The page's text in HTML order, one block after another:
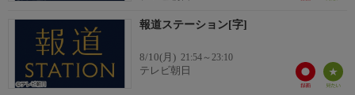
※放送内容が変更になる場合があります。あらかじめご了承くだ
さい
報道ステーション[字]
8/10(月) 21:54～23:10
テレビ朝日